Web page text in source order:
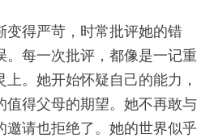
变得严苛，时常批评她的错
。每一次批评，都像是一记重
。她开始怀疑自己的能力，
值得父母的期望。她不再敢与
邀请也拒绝了。她的世界似乎